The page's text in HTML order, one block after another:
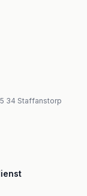
(20 x 25ml
- 60 mjuka
- 1 Bar
34 Staffanstorp